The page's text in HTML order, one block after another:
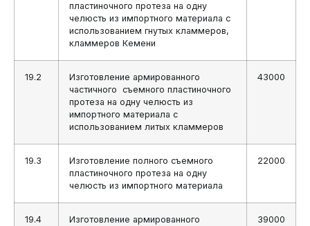
пластиночного протеза на одну
челюсть из импортного материала с
использованием гнутых кламмеров,
кламмеров Кемени
19.2
Изготовление армированного
частичного съемного пластиночного
протеза на одну челюсть из
импортного материала с
использованием литых кламмеров
43000
19.3
Изготовление полного съемного
пластиночного протеза на одну
челюсть из импортного материала
22000
19.4
Изготовление армированного
39000